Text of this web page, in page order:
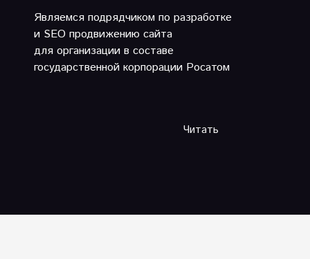
Читать
Являемся подрядчиком по разработке
и SEO продвижению сайта
для организации в составе
государственной корпорации Росатом